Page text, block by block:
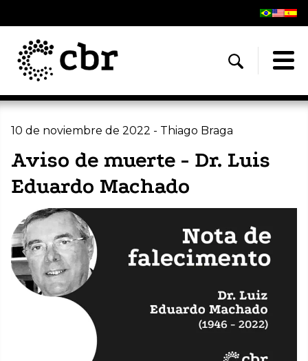
10 de noviembre de 2022 - Thiago Braga
Aviso de muerte - Dr. Luis
Eduardo Machado